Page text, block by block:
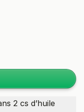
2 cs d’huile